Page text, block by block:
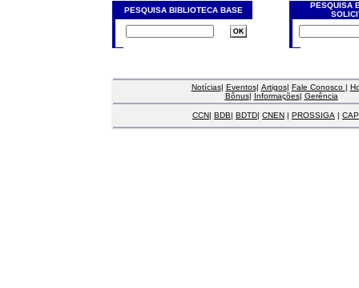
PESQUISA BIBLIOTECA BASE
PESQUISA
Notícias| Eventos| Artigos| Fale Conosco |
Bônus| Informações| Gerência
CCN| BDB| BDTD| CNEN | PROSSIGA |